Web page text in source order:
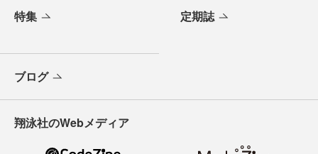
特集 定期誌
ブログ
翔泳社のWebメディア